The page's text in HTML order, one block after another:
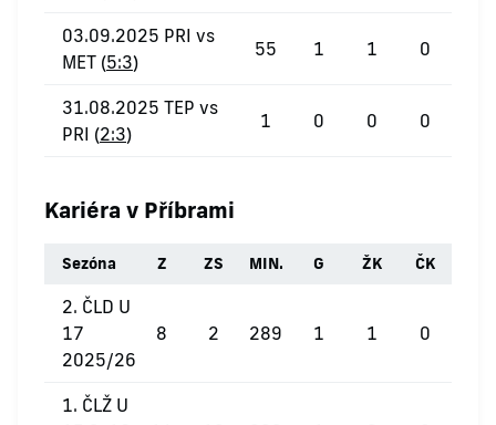
03.09.2025 PRI vs
MET (5:3)
55 1 1 0
31.08.2025 TEP vs
PRI (2:3)
1 0 0 0
Kariéra v Příbrami
Sezóna Z ZS MIN. G ŽK ČK
2. ČLD U
17
2025/26
8 2 289 1 1 0
1. ČLŽ U